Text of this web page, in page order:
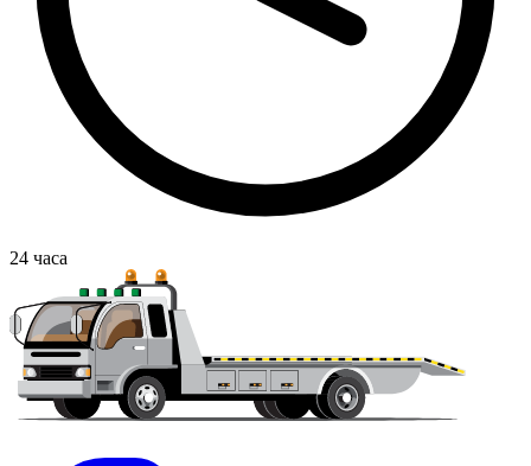
24 часа